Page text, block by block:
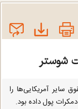
شوستر
سایر آمریکایی‌ها را
پول داده بود.